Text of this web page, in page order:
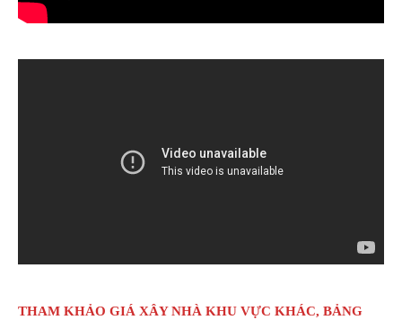
THAM KHẢO GIÁ XÂY NHÀ KHU VỰC KHÁC, BẢNG